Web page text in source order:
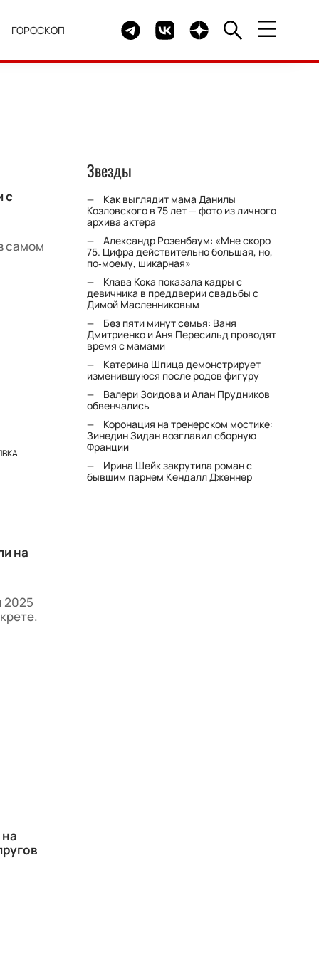
ГОРОСКОП Telegram канал HELLO
Группа HELLO Вконтакте
Канал HELLO в Дзен
с
самом
на
2025
Звезды
Как выглядит мама Данилы
Козловского в 75 лет — фото из личного
архива актера
Александр Розенбаум: «Мне скоро
75. Цифра действительно большая, но,
по‑моему, шикарная»
Клава Кока показала кадры с
девичника в преддверии свадьбы с
Димой Масленниковым
Без пяти минут семья: Ваня
Дмитриенко и Аня Пересильд проводят
время с мамами
Катерина Шпица демонстрирует
изменившуюся после родов фигуру
Валери Зоидова и Алан Прудников
обвенчались
Коронация на тренерском мостике:
Зинедин Зидан возглавил сборную
Франции
Ирина Шейк закрутила роман с
бывшим парнем Кендалл Дженнер